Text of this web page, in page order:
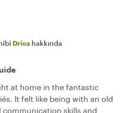
Drica hakkında
at home in the fantastic
It felt like being with an old
skills and